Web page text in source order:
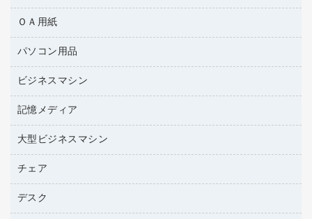
互換インクカートリッジ
ワープロリボン
リサイクルトナー（リターン方式）
リサイクルトナー（プール方式）
リサイクルインクカートリッジ
ファクシミリトナー
トナーカートリッジ
コピートナー
ＯＡ用紙
名刺用紙
帳票用紙／フォーム用紙
ワープロ用紙
ラベル用紙
プロッター用紙
ハガキ用紙
その他コピー用紙・プリンタ用紙
パソコン用品
パソコン周辺機器
各種ケーブル
マウスパッド
マウス
パソコンバッグ／収納用品
ネットワーク／ＬＡＮ機器
ビジネスマシン
電話機
レーザープリンタ／複合機
メモリーカード
プロジェクタ
ファクシミリ
記憶メディア
ブルーレイディスク
ＣＤ－ＲＷ
ＣＤ－Ｒ
大型ビジネスマシン
プリンタ
チェア
応接イス・ベンチ
デスク